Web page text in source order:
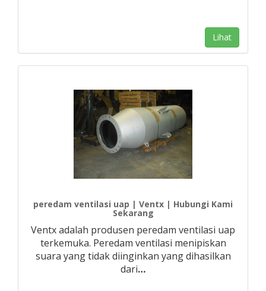
Lihat
peredam ventilasi uap | Ventx | Hubungi Kami
Sekarang
Ventx adalah produsen peredam ventilasi uap
terkemuka. Peredam ventilasi menipiskan
suara yang tidak diinginkan yang dihasilkan
dari…